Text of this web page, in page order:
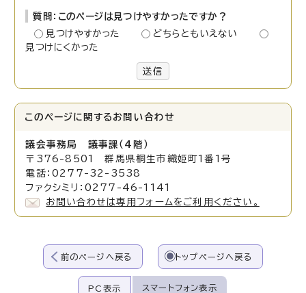
質問：このページは見つけやすかったですか？
見つけやすかった
どちらともいえない
見つけにくかった
送信
このページに関する お問い合わせ
議会事務局 議事課（4階）
〒376-8501 群馬県桐生市織姫町1番1号
電話：0277-32-3538
ファクシミリ：0277-46-1141
お問い合わせは専用フォームをご利用ください。
前のページへ戻る トップページへ戻る
PC表示 スマートフォン表示